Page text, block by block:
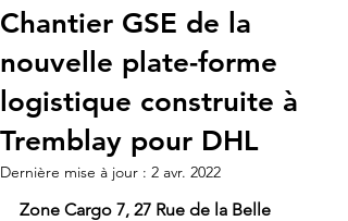
Chantier GSE de la
nouvelle plate-forme
logistique construite à
Tremblay pour DHL
Dernière mise à jour : 2 avr. 2022
Zone Cargo 7, 27 Rue de la Belle